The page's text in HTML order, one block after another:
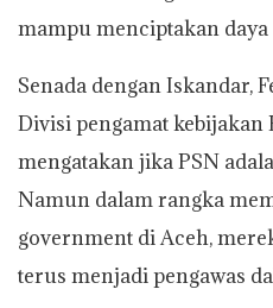
mampu menciptakan daya
Senada dengan Iskandar,
Divisi pengamat kebijakan
mengatakan jika PSN
Namun dalam rangka
government di Aceh,
terus menjadi pengawas